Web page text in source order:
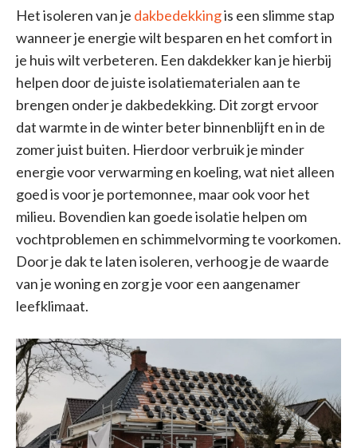
Het isoleren van je dakbedekkingis een slimme stap
wanneer je energie wilt besparen en het comfort in
je huis wilt verbeteren. Een dakdekker kan je hierbij
helpen door de juiste isolatiematerialen aan te
brengen onder je dakbedekking. Dit zorgt ervoor
dat warmte in de winter beter binnenblijft en in de
zomer juist buiten. Hierdoor verbruik je minder
energie voor verwarming en koeling, wat niet alleen
goed is voor je portemonnee, maar ook voor het
milieu. Bovendien kan goede isolatie helpen om
vochtproblemen en schimmelvorming te voorkomen.
Door je dak te laten isoleren, verhoog je de waarde
van je woning en zorg je voor een aangenamer
leefklimaat.